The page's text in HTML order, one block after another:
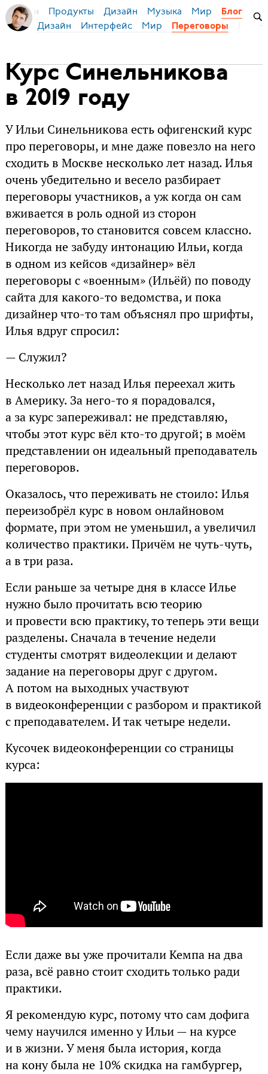
Бирман Продукты Дизайн Музыка Мир Блог
Дизайн Интерфейс Мир Переговоры
Курс Синельникова
в 2019 году
У Ильи Синельникова есть офигенский курс
про переговоры, и мне даже повезло на него
сходить в Москве несколько лет назад. Илья
очень убедительно и весело разбирает
переговоры участников, а уж когда он сам
вживается в роль одной из сторон
переговоров, то становится совсем классно.
Никогда не забуду интонацию Ильи, когда
в одном из кейсов «дизайнер» вёл
переговоры с «военным» (Ильёй) по поводу
сайта для какого-то ведомства, и пока
дизайнер что-то там объяснял про шрифты,
Илья вдруг спросил:
— Служил?
Несколько лет назад Илья переехал жить
в Америку. За него-то я порадовался,
а за курс запереживал: не представляю,
чтобы этот курс вёл кто-то другой; в моём
представлении он идеальный преподаватель
переговоров.
Оказалось, что переживать не стоило: Илья
переизобрёл курс в новом онлайновом
формате, при этом не уменьшил, а увеличил
количество практики. Причём не чуть-чуть,
а в три раза.
Если раньше за четыре дня в классе Илье
нужно было прочитать всю теорию
и провести всю практику, то теперь эти вещи
разделены. Сначала в течение недели
студенты смотрят видеолекции и делают
задание на переговоры друг с другом.
А потом на выходных участвуют
в видеоконференции с разбором и практикой
с преподавателем. И так четыре недели.
Кусочек видеоконференции со страницы
курса:
Если даже вы уже прочитали Кемпа на два
раза, всё равно стоит сходить только ради
практики.
Я рекомендую курс, потому что сам дофига
чему научился именно у Ильи — на курсе
и в жизни. У меня была история, когда
на кону была не 10% скидка на гамбургер,